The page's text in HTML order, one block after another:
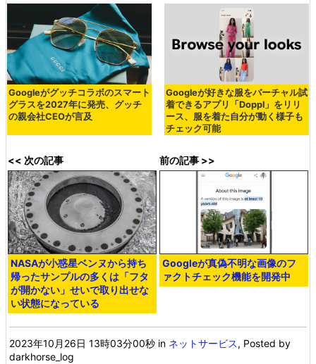
Googleがグッチコラボのスマート
グラスを2027年に発売、グッチ
の親会社CEOが言及
Googleが好きな服をバーチャル試
着できるアプリ「Doppl」をリリ
ース、服を着た自分が動く様子も
チェック可能
<< 次の記事
NASAが小惑星ベンヌから持ち
帰ったサンプルの多くは「フタ
が開かない」せいで取り出せな
い状態になっている
前の記事 >>
Googleが真偽不明な画像のフ
ァクトチェック機能を開発中
2023年10月26日 13時03分00秒 in ネットサービス, Posted by
darkhorse_log